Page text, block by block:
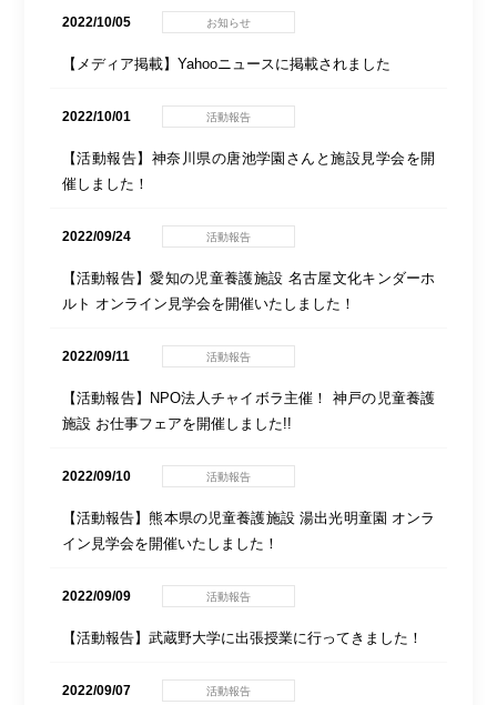
2022/10/05 お知らせ
【メディア掲載】Yahooニュースに掲載されました
2022/10/01 活動報告
【活動報告】神奈川県の唐池学園さんと施設見学会を開
催しました！
2022/09/24 活動報告
【活動報告】愛知の児童養護施設 名古屋文化キンダーホ
ルト オンライン見学会を開催いたしました！
2022/09/11 活動報告
【活動報告】NPO法人チャイボラ主催！ 神戸の児童養護
施設 お仕事フェアを開催しました!!
2022/09/10 活動報告
【活動報告】熊本県の児童養護施設 湯出光明童園 オンラ
イン見学会を開催いたしました！
2022/09/09 活動報告
【活動報告】武蔵野大学に出張授業に行ってきました！
2022/09/07 活動報告